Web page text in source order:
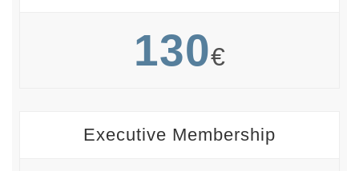
130€
Executive Membership